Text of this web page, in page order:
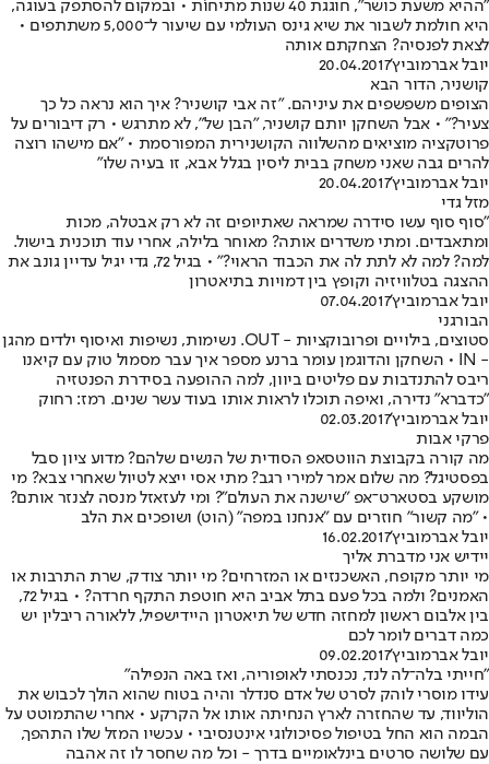
"ההיא משעת כושר", חוגגת 40 שנות מתיחוֹת • ובמקום להסתפק בעוגה,
היא חולמת לשבור את שיא גינס העולמי עם שיעור ל־5,000 משתתפים •
לצאת לפנסיה? הצחקתם אותה
יובל אברמוביץ'20.04.2017
קושניר, הדור הבא
הצופים משפשפים את עיניהם. "זה אבי קושניר? איך הוא נראה כל כך
צעיר?" • אבל השחקן יותם קושניר, "הבן של", לא מתרגש • רק דיבורים על
פרוטקציה מוציאים מהשלווה הקושנירית המפורסמת • "אם מישהו רוצה
להרים גבה שאני משחק בבית ליסין בגלל אבא, זו בעיה שלו"
יובל אברמוביץ'20.04.2017
מזל גדי
"סוף סוף עשו סידרה שמראה שאתיופים זה לא רק אבטלה, מכות
ומתאבדים. ומתי משדרים אותה? מאוחר בלילה, אחרי עוד תוכנית בישול.
למה? למה לא לתת לה את הכבוד הראוי?" • בגיל 72, גדי יגיל עדיין גונב את
ההצגה בטלוויזיה וקופץ בין דמויות בתיאטרון
יובל אברמוביץ'07.04.2017
הבורגני
סטוצים, בילויים ופרובוקציות - OUT. נשימות, נשיפות ואיסוף ילדים מהגן
- IN • השחקן והדוגמן עומר ברנע מספר איך עבר מסמול טוק עם קיאנו
ריבס להתנדבות עם פליטים ביוון, למה ההופעה בסידרת הפנטזיה
"כדברא" נדירה, ואיפה תוכלו לראות אותו בעוד עשר שנים. רמז: רחוק
יובל אברמוביץ'02.03.2017
פרקי אבות
מה קורה בקבוצת הווטסאפ הסודית של הנשים שלהם? מדוע ציון סבל
בפסטיגל? מה שלום אמר למירי רגב? מתי אסי ייצא לטיול שאחרי צבא? מי
מושקע בסטארט־אפ "שישנה את העולם"? ומי לעזאזל מנסה לצנזר אותם?
• "מה קשור" חוזרים עם "אנחנו במפה" (הוט) ושופכים את הלב
יובל אברמוביץ'16.02.2017
יידיש אני מדברת אליך
מי יותר מקופח, האשכנזים או המזרחים? מי יותר צודק, שרת התרבות או
האמנים? ולמה בכל פעם בתל אביב היא חוטפת התקף חרדה? • בגיל 72,
בין אלבום ראשון למחזה חדש של תיאטרון היידישפיל, ללאורה ריבלין יש
כמה דברים לומר לכם
יובל אברמוביץ'09.02.2017
"חייתי בלה־לה לנד, נכנסתי לאופוריה, ואז באה הנפילה"
עידו מוסרי לוהק לסרט של אדם סנדלר והיה בטוח שהוא הולך לכבוש את
הוליווד, עד שהחזרה לארץ הנחיתה אותו אל הקרקע • אחרי שהתמוטט על
הבמה הוא החל בטיפול פסיכולוגי אינטנסיבי • עכשיו המזל שלו התהפך,
עם שלושה סרטים בינלאומיים בדרך - וכל מה שחסר לו זה אהבה